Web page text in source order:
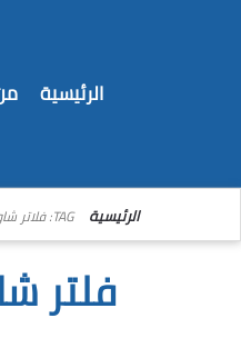
الرئيسية
الرئيسية TAG: فلاتر شاور في الكويت
فلتر